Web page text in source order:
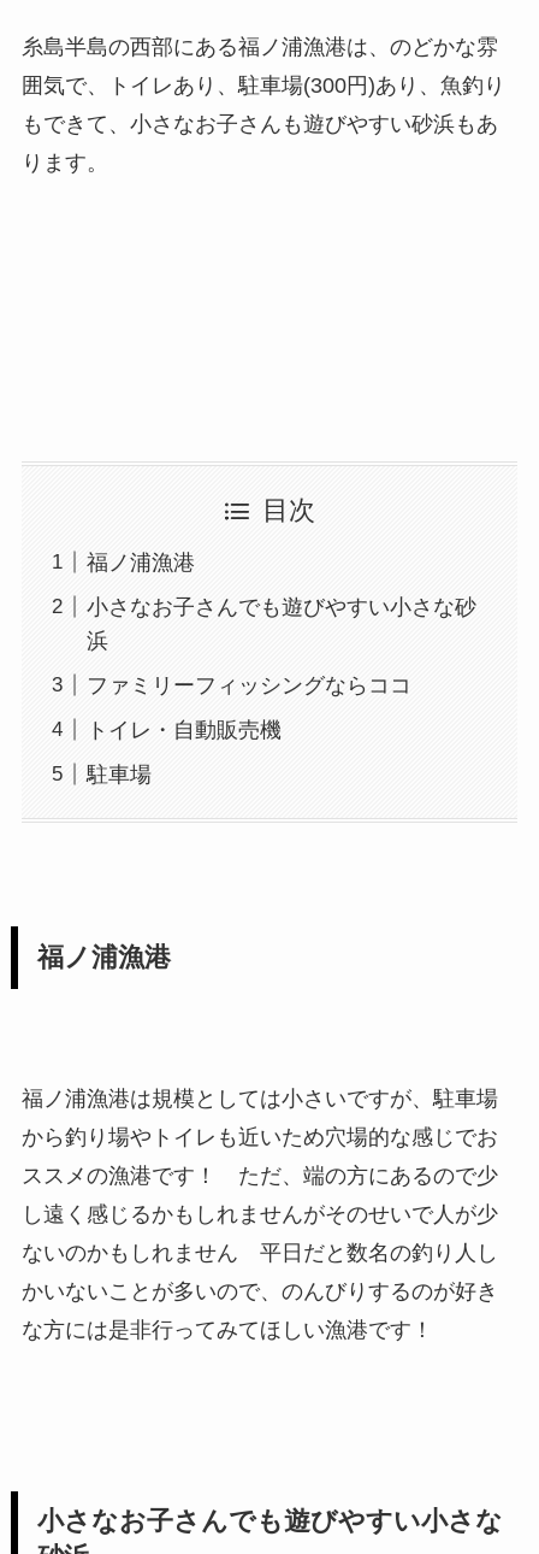
糸島半島の西部にある福ノ浦漁港は、のどかな雰
囲気で、トイレあり、駐車場(300円)あり、魚釣り
もできて、小さなお子さんも遊びやすい砂浜もあ
ります。
目次
福ノ浦漁港
小さなお子さんでも遊びやすい小さな砂
浜
ファミリーフィッシングならココ
トイレ・自動販売機
駐車場
福ノ浦漁港
福ノ浦漁港は規模としては小さいですが、駐車場
から釣り場やトイレも近いため穴場的な感じでお
ススメの漁港です！ ただ、端の方にあるので少
し遠く感じるかもしれませんがそのせいで人が少
ないのかもしれません 平日だと数名の釣り人し
かいないことが多いので、のんびりするのが好き
な方には是非行ってみてほしい漁港です！
小さなお子さんでも遊びやすい小さな